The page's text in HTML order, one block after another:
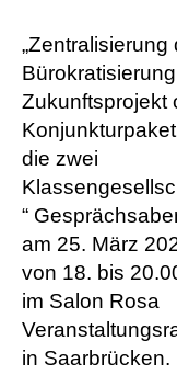
Zukunftsprojekt
die zwei
“
am 25. März
von 18. bis
im Salon Rosa
in Saarbrücken.